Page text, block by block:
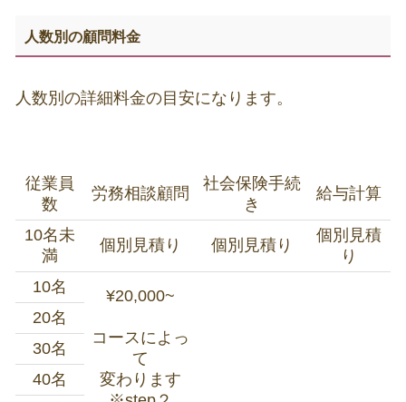
人数別の顧問料金
人数別の詳細料金の目安になります。
従業員
数
労務相談顧問
社会保険手続
き
給与計算
10名未
満
個別見積り 個別見積り
個別見積
り
10名
¥20,000~
コースによっ
て
変わります
20名
30名
40名